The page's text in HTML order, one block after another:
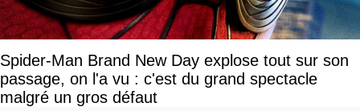
Spider-Man Brand New Day explose tout sur son
passage, on l'a vu : c'est du grand spectacle
malgré un gros défaut